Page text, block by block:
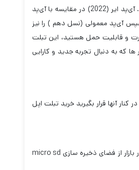
آی‌پد پرو 11 اینچی کمی رقابت بیشتری نسبت به مدل بزرگتر 12.9 اینچی خود داردکه بیشتر این رقابت از خود اپل است. آی‌پد ایر (2022) در مقایسه با آی‌پد
تبلتی بسیار توانا و با کسری از قیمت آی‌پد پرو 11 اینچی است، و سپس آی‌پد معمولی (نسل دهم ) را نیز
دارید و اگر به دنبال قدرت و قابلیت حمل هستید، این تبلت
و گیمر ها که به دنبال تجربه جدید و کارایی
آنها قرار بگیرید خرید تبلت اپل
جدیدترین نسخه عرضه شده آی پد های اپل دارای 2ترابایت فضای ذخیره سازی است؛ اما برخلاف دیگر تبلت های موجود در بازار از فضای ذخیره سازی micro sd